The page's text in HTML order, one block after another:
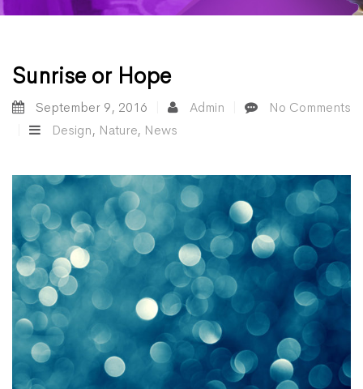
Sunrise or Hope
September 9, 2016 Admin
No Comments
Design, Nature, News